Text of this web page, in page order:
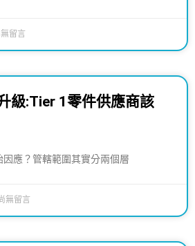
留言
級:Tier 1零件供應商該
因應？管轄範圍其實分兩個層
無留言